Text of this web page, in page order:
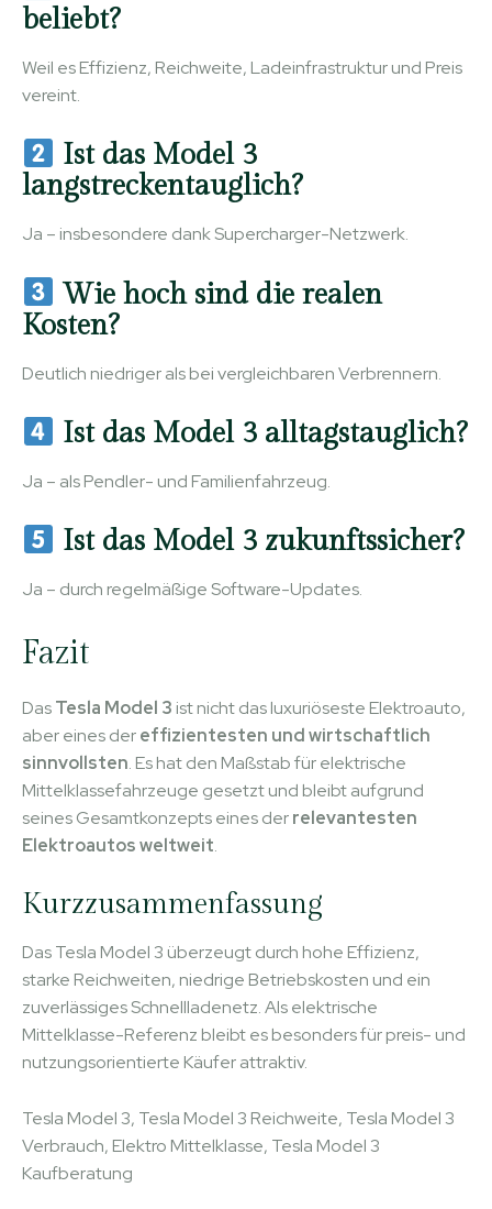
beliebt?
Weil es Effizienz, Reichweite, Ladeinfrastruktur und Preis
vereint.
Ist das Model 3
langstreckentauglich?
Ja – insbesondere dank Supercharger-Netzwerk.
Wie hoch sind die realen
Kosten?
Deutlich niedriger als bei vergleichbaren Verbrennern.
Ist das Model 3 alltagstauglich?
Ja – als Pendler- und Familienfahrzeug.
Ist das Model 3 zukunftssicher?
Ja – durch regelmäßige Software-Updates.
Fazit
DasTesla Model 3 ist nicht das luxuriöseste Elektroauto,
aber eines dereffizientesten und wirtschaftlich
sinnvollsten. Es hat den Maßstab für elektrische
Mittelklassefahrzeuge gesetzt und bleibt aufgrund
seines Gesamtkonzepts eines derrelevantesten
Elektroautos weltweit.
Kurzzusammenfassung
Das Tesla Model 3 überzeugt durch hohe Effizienz,
starke Reichweiten, niedrige Betriebskosten und ein
zuverlässiges Schnellladenetz. Als elektrische
Mittelklasse-Referenz bleibt es besonders für preis- und
nutzungsorientierte Käufer attraktiv.
Tesla Model 3, Tesla Model 3 Reichweite, Tesla Model 3
Verbrauch, Elektro Mittelklasse, Tesla Model 3
Kaufberatung